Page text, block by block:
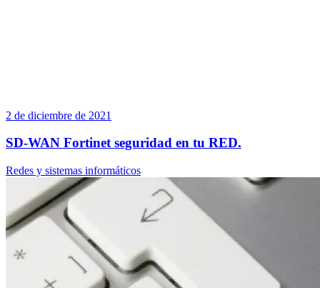
2 de diciembre de 2021
SD-WAN Fortinet seguridad en tu RED.
Redes y sistemas informáticos